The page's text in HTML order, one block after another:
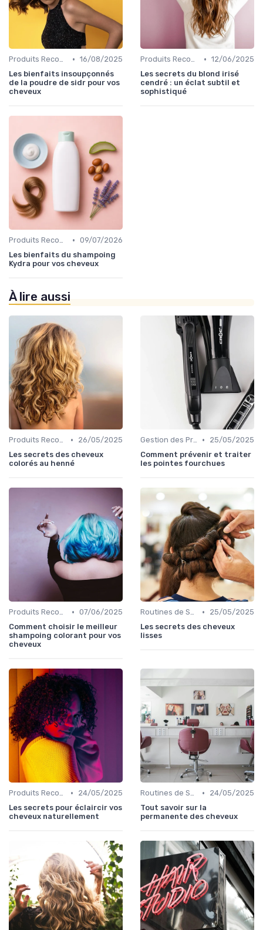
Produits Recommandés • 16/08/2025
Les bienfaits insoupçonnés
de la poudre de sidr pour vos
cheveux
Produits Recommandés • 12/06/2025
Les secrets du blond irisé
cendré : un éclat subtil et
sophistiqué
Produits Recommandés • 09/07/2026
Les bienfaits du shampoing
Kydra pour vos cheveux
À lire aussi
Produits Recommandés •
26/05/2025
Les secrets des cheveux
colorés au henné
Gestion des Problèmes Capillaires •
25/05/2025
Comment prévenir et traiter
les pointes fourchues
Produits Recommandés • 07/06/2025
Comment choisir le meilleur
shampoing colorant pour vos
cheveux
Routines de Soins Capillaires •
25/05/2025
Les secrets des cheveux
lisses
Produits Recommandés •
24/05/2025
Les secrets pour éclaircir vos
cheveux naturellement
Routines de Soins Capillaires •
24/05/2025
Tout savoir sur la
permanente des cheveux